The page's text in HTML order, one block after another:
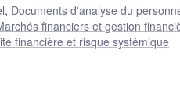
, Documents d'analyse du
financiers et gestion
financière et risque systémique